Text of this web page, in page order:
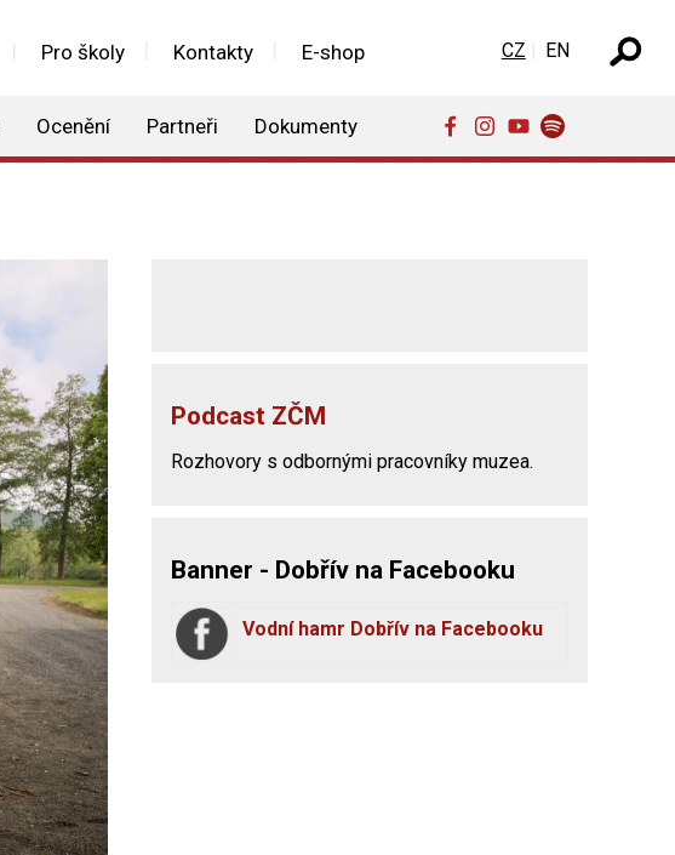
Pro školy Kontakty E-shop
Ocenění Partneři Dokumenty
Zvolte jazyk
CZ EN
Podcast ZČM
Rozhovory s odbornými pracovníky muzea.
Banner - Dobřív na Facebooku
Vodní hamr Dobřív na Facebooku